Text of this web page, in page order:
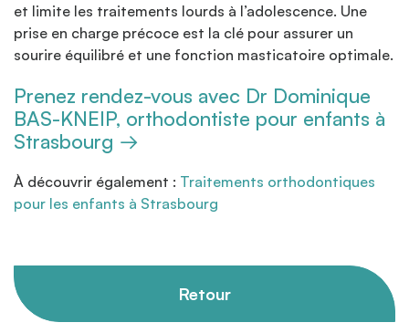
et limite les traitements lourds à l’adolescence. Une
prise en charge précoce est la clé pour assurer un
sourire équilibré et une fonction masticatoire optimale.
Prenez rendez-vous avec Dr Dominique
BAS-KNEIP, orthodontiste pour enfants à
Strasbourg →
À découvrir également : Traitements orthodontiques
pour les enfants à Strasbourg
Retour